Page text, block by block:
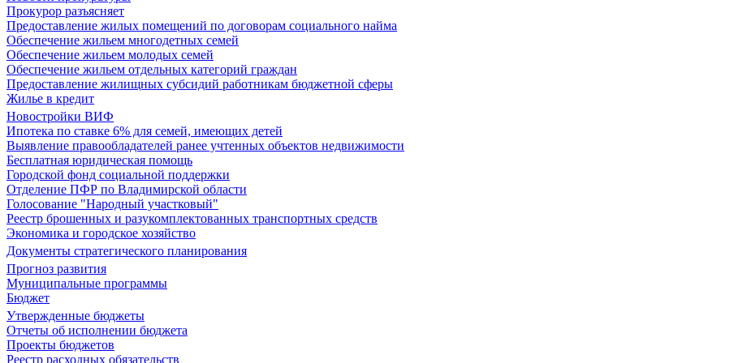
Прокурор разъясняет
Предоставление жилых помещений по договорам социального найма
Обеспечение жильем многодетных семей
Обеспечение жильем молодых семей
Обеспечение жильем отдельных категорий граждан
Предоставление жилищных субсидий работникам бюджетной сферы
Жилье в кредит
Новостройки ВИФ
Ипотека по ставке 6% для семей, имеющих детей
Выявление правообладателей ранее учтенных объектов недвижимости
Бесплатная юридическая помощь
Городской фонд социальной поддержки
Отделение ПФР по Владимирской области
Голосование "Народный участковый"
Реестр брошенных и разукомплектованных транспортных средств
Экономика и городское хозяйство
Документы стратегического планирования
Прогноз развития
Муниципальные программы
Бюджет
Утвержденные бюджеты
Отчеты об исполнении бюджета
Проекты бюджетов
Реестр расходных обязательств